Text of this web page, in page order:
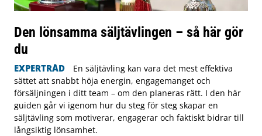
Den lönsamma säljtävlingen – så här gör
du
EXPERTRÅD
En säljtävling kan vara det mest effektiva
sättet att snabbt höja energin, engagemanget och
försäljningen i ditt team – om den planeras rätt. I den här
guiden går vi igenom hur du steg för steg skapar en
säljtävling som motiverar, engagerar och faktiskt bidrar till
långsiktig lönsamhet.